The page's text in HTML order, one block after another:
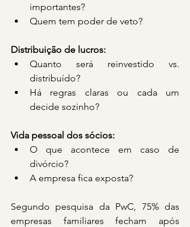
importantes?
Quem tem poder de veto?
Distribuição de lucros:
Quanto será reinvestido vs.
distribuído?
Há regras claras ou cada um
decide sozinho?
Vida pessoal dos sócios:
O que acontece em caso de
divórcio?
A empresa fica exposta?
Segundo pesquisa da PwC, 75% das
empresas familiares fecham após